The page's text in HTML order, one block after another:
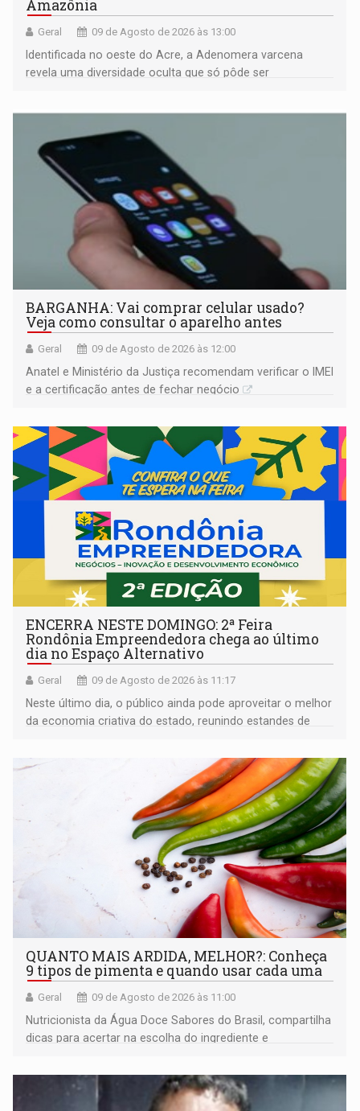
Amazônia
Geral 09 de Agosto de 2026 às 13:00
Identificada no oeste do Acre, a Adenomera varcena
revela uma diversidade oculta que só pôde ser
BARGANHA: Vai comprar celular usado?
Veja como consultar o aparelho antes
Geral 09 de Agosto de 2026 às 12:00
Anatel e Ministério da Justiça recomendam verificar o IMEI
e a certificação antes de fechar negócio
ENCERRA NESTE DOMINGO: 2ª Feira
Rondônia Empreendedora chega ao último
dia no Espaço Alternativo
Geral 09 de Agosto de 2026 às 11:17
Neste último dia, o público ainda pode aproveitar o melhor
da economia criativa do estado, reunindo estandes de
QUANTO MAIS ARDIDA, MELHOR?: Conheça
9 tipos de pimenta e quando usar cada uma
Geral 09 de Agosto de 2026 às 11:00
Nutricionista da Água Doce Sabores do Brasil, compartilha
dicas para acertar na escolha do ingrediente e